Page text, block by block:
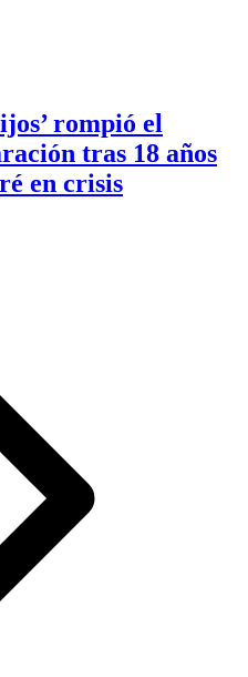
rompió el
tras 18 años
en crisis